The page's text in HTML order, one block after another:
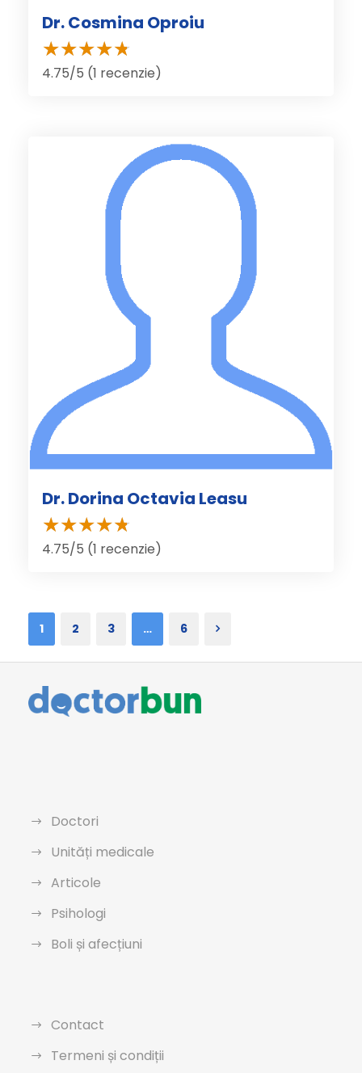
Dr. Cosmina Oproiu
4.75/5 (1 recenzie)
Dr. Dorina Octavia Leasu
4.75/5 (1 recenzie)
1 2 3 … 6
Doctori
Unități medicale
Articole
Psihologi
Boli și afecțiuni
Contact
Termeni și condiții